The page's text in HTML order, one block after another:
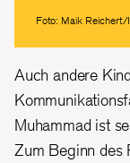
Foto: Maik Reichert/
Auch andere
Muhammad ist
Zum Beginn des